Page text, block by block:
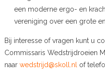
een moderne ergo- en
vereniging over een grote
Bij interesse of vragen kunt u
Commissaris Wedstrijdroeien
naar wedstrijd@skoll.nl
of